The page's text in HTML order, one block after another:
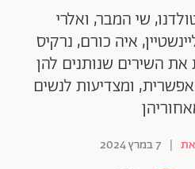
שי המבר, ואלרי
איה כורם, נרקיס
את השירים שנותנים להן
ומצדיעות לנשים
| 7 במרץ 2024